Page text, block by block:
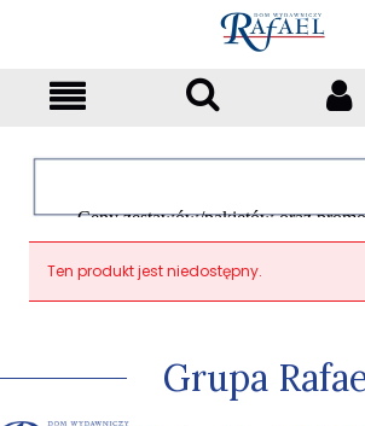
Ceny zestawów/pakietów oraz
dotyczą tylko klientów
Ten produkt jest niedostępny.
Grupa